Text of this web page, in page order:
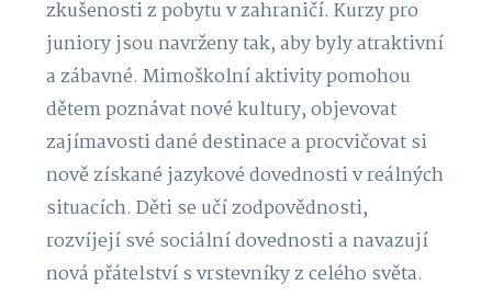
zkušenosti z pobytu v zahraničí. Kurzy pro
juniory jsou navrženy tak, aby byly atraktivní
a zábavné. Mimoškolní aktivity pomohou
dětem poznávat nové kultury, objevovat
zajímavosti dané destinace a procvičovat si
nově získané jazykové dovednosti v reálných
situacích. Děti se učí zodpovědnosti,
rozvíjejí své sociální dovednosti a navazují
nová přátelství s vrstevníky z celého světa.